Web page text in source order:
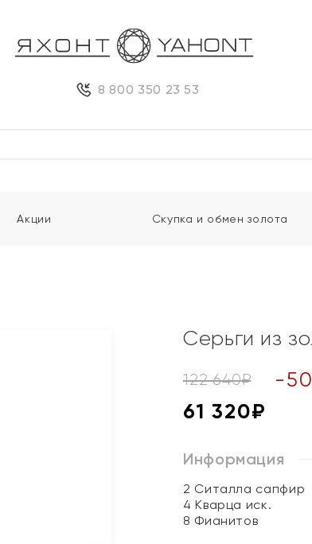
8 800 350 23 53
Акции Скупка и обмен золота
Серьги из
122 640₽ -50
61 320₽
Информация
2 Ситалла сапфир
4 Кварца иск.
8 Фианитов